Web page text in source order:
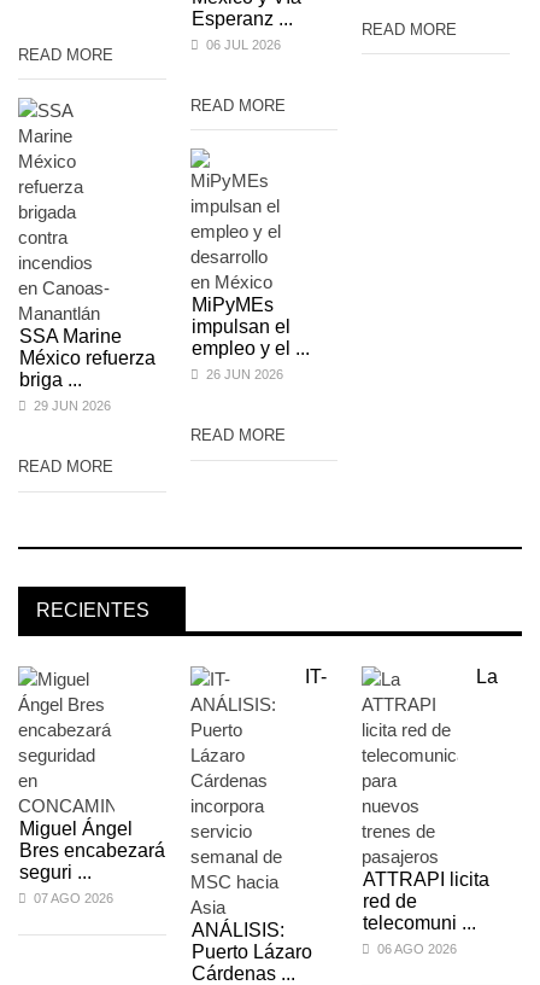
READ MORE
SSA Marine
México refuerza
briga ...
29 JUN 2026
READ MORE
Esperanz ...
06 JUL 2026
READ MORE
MiPyMEs
impulsan el
empleo y el ...
26 JUN 2026
READ MORE
READ MORE
RECIENTES
Miguel Ángel
Bres encabezará
seguri ...
07 AGO 2026
IT-
ANÁLISIS:
Puerto Lázaro
Cárdenas ...
La
ATTRAPI licita
red de
telecomuni ...
06 AGO 2026